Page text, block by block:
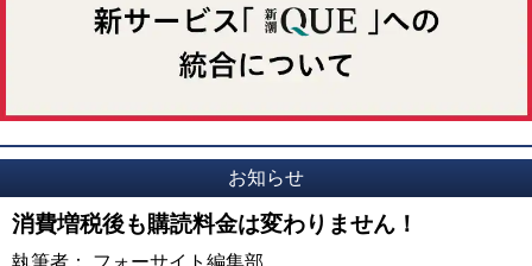
お知らせ
消費増税後も購読料金は変わりません！
執筆者： フォーサイト編集部